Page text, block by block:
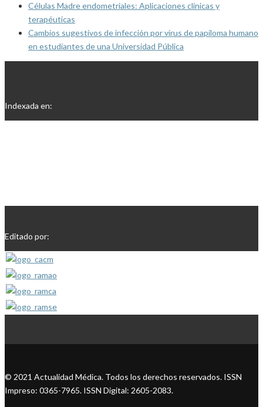
Células Madre endometriales: Aplicaciones clínicas y
terapéuticas
Cambios sugestivos de infección por virus de papiloma humano
en estudiantes de una Universidad Pública
Indexada en:
Editado por:
© 2021 Actualidad Médica. Todos los derechos reservados. ISSN
Impreso: 0365-7965. ISSN Digital: 2605-2083.